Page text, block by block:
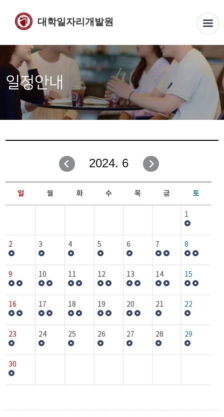
대학일자리개발원
일정안내
2024. 6
일 월 화 수 목 금 토
1
2 3 4 5 6 7 8
9 10 11 12 13 14 15
16 17 18 19 20 21 22
23 24 25 26 27 28 29
30